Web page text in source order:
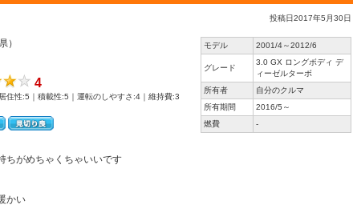
投稿日2017年5月30日
）
4
住性:5｜積載性:5｜運転のしやすさ:4｜維持費:3
モデル 2001/4～2012/6
グレード
3.0 GX ロングボディ デ
ィーゼルターボ
所有者
自分のクルマ
所有期間
2016/5～
燃費
-
ちがめちゃくちゃいいです
かい